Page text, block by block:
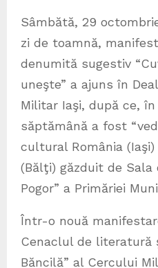
Sâmbătă, 29
zi de toamnă,
denumită sugestiv
uneşte” a ajuns în
Militar Iaşi, după ce,
săptămână a fost
cultural România
(Bălţi) găzduit de Sala
Pogor” a Primăriei
Într-o nouă
Cenaclul de literatură
Băncilă” al Cercului